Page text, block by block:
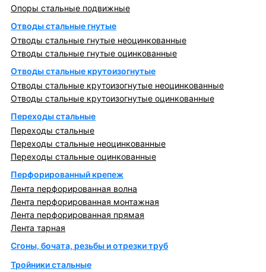
Опоры стальные подвижные
Отводы стальные гнутые
Отводы стальные гнутые неоцинкованные
Отводы стальные гнутые оцинкованные
Отводы стальные крутоизогнутые
Отводы стальные крутоизогнутые неоцинкованные
Отводы стальные крутоизогнутые оцинкованные
Переходы стальные
Переходы стальные
Переходы стальные неоцинкованные
Переходы стальные оцинкованные
Перфорированный крепеж
Лента перфорированная волна
Лента перфорированная монтажная
Лента перфорированная прямая
Лента тарная
Сгоны, бочата, резьбы и отрезки труб
Тройники стальные